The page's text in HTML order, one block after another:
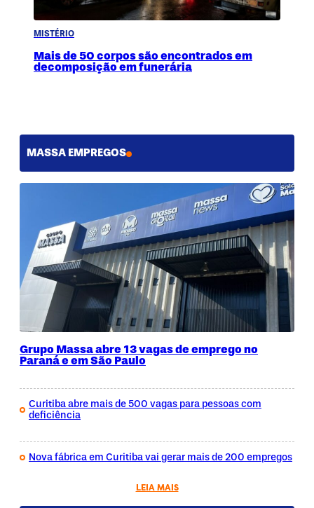
MISTÉRIO
Mais de 50 corpos são encontrados em
decomposição em funerária
MASSA EMPREGOS
Grupo Massa abre 13 vagas de emprego no
Paraná e em São Paulo
Curitiba abre mais de 500 vagas para pessoas com
deficiência
Nova fábrica em Curitiba vai gerar mais de 200 empregos
LEIA MAIS